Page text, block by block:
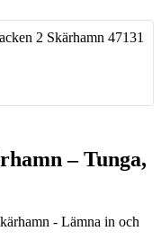
2 Skärhamn 47131
– Tunga,